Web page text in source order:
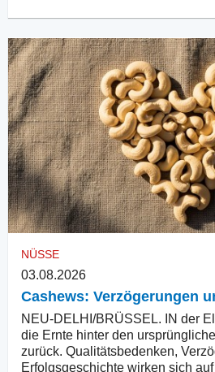
NÜSSE
03.08.2026
Cashews: Verzögerungen
NEU-DELHI/BRÜSSEL. IN der
die Ernte hinter den
zurück. Qualitätsbedenken,
Erfolgsgeschichte wirken sich